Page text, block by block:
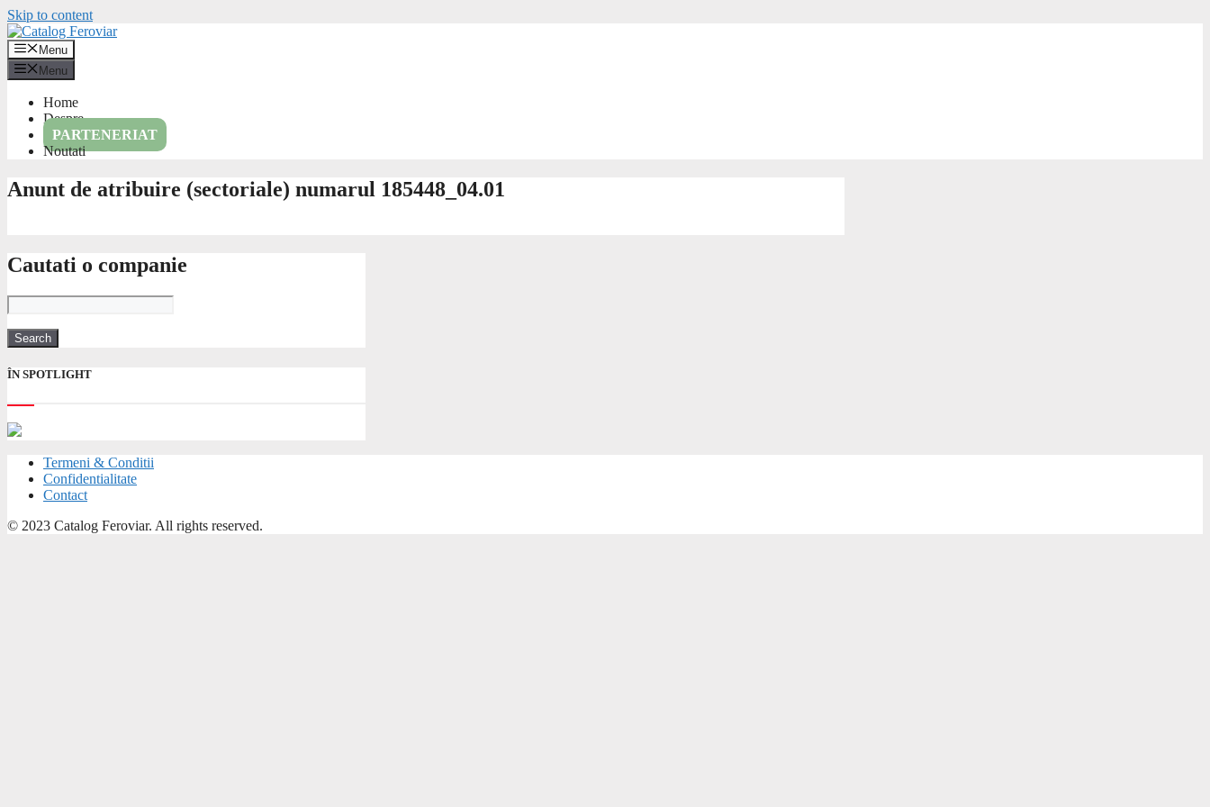
Skip to content
Menu
Menu
Home
Despre
PARTENERIAT
Noutati
Anunt de atribuire (sectoriale) numarul 185448_04.01
Cautati o companie
ÎN SPOTLIGHT
Termeni & Conditii
Confidentialitate
Contact
© 2023 Catalog Feroviar. All rights reserved.